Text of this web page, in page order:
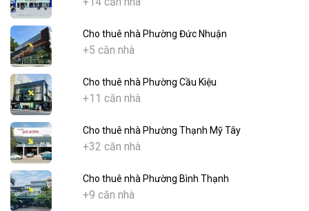
Cho thuê nhà Phường Đức Nhuận
+5 căn nhà
Cho thuê nhà Phường Cầu Kiệu
+11 căn nhà
Cho thuê nhà Phường Thạnh Mỹ Tây
+32 căn nhà
Cho thuê nhà Phường Bình Thạnh
+9 căn nhà